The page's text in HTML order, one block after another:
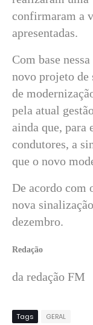
confirmaram a
apresentadas.
Com base
novo projeto de
de
pela atual
ainda que, para
condutores, a
que o novo
De acordo com
nova
dezembro.
Redação
da redação FM
Tags GERAL